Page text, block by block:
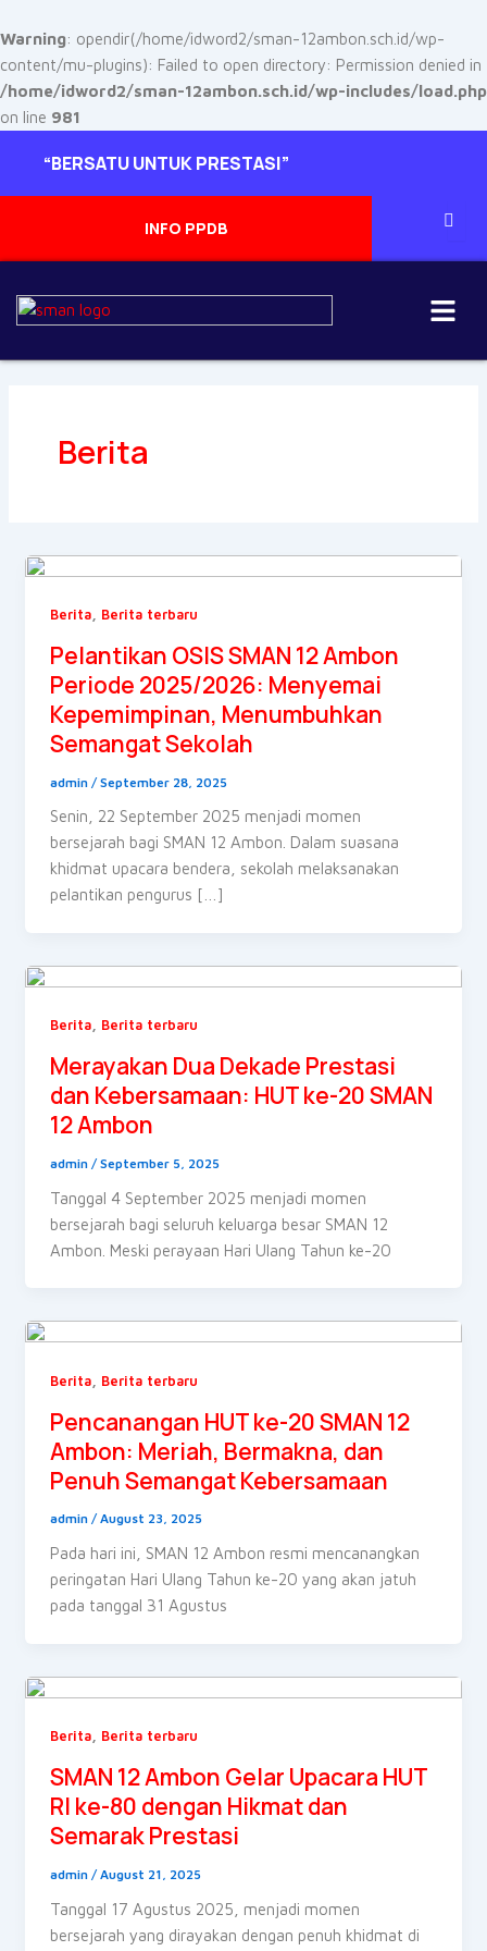
Warning: opendir(/home/idword2/sman-12ambon.sch.id/wp-
content/mu-plugins): Failed to open directory: Permission denied in
/home/idword2/sman-12ambon.sch.id/wp-includes/load.php
on line 981
to
content
“BERSATU UNTUK PRESTASI”
INFO PPDB
Menu
Berita
Berita, Berita terbaru
Pelantikan OSIS SMAN 12 Ambon
Periode 2025/2026: Menyemai
Kepemimpinan, Menumbuhkan
Semangat Sekolah
admin /September 28, 2025
Senin, 22 September 2025 menjadi momen
bersejarah bagi SMAN 12 Ambon. Dalam suasana
khidmat upacara bendera, sekolah melaksanakan
pelantikan pengurus […]
Berita, Berita terbaru
Merayakan Dua Dekade Prestasi
dan Kebersamaan: HUT ke-20 SMAN
12 Ambon
admin /September 5, 2025
Tanggal 4 September 2025 menjadi momen
bersejarah bagi seluruh keluarga besar SMAN 12
Ambon. Meski perayaan Hari Ulang Tahun ke-20
Berita, Berita terbaru
Pencanangan HUT ke-20 SMAN 12
Ambon: Meriah, Bermakna, dan
Penuh Semangat Kebersamaan
admin /August 23, 2025
Pada hari ini, SMAN 12 Ambon resmi mencanangkan
peringatan Hari Ulang Tahun ke-20 yang akan jatuh
pada tanggal 31 Agustus
Berita, Berita terbaru
SMAN 12 Ambon Gelar Upacara HUT
RI ke-80 dengan Hikmat dan
Semarak Prestasi
admin /August 21, 2025
Tanggal 17 Agustus 2025, menjadi momen
bersejarah yang dirayakan dengan penuh khidmat di
pagination